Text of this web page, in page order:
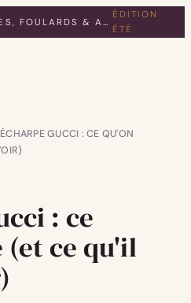
LE CARNET DES ÉCHARPES, FOULARDS & ACCESSOIRES
ÉDITION
ÉTÉ
ÉCHARPE GUCCI : CE QU'ON
: ce
(et ce qu'il